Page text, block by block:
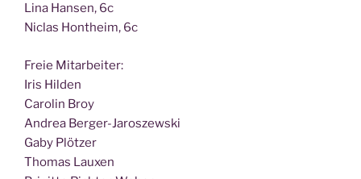
Lina Han­sen, 6c
Nic­las Hont­heim, 6c
Freie Mit­ar­bei­ter:
Iris Hilden
Caro­lin Broy
Andrea Berger-Jaroszewski
Gaby Plötzer
Tho­mas Lauxen